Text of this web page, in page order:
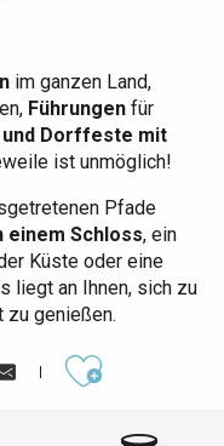
im ganzen Land,
Führungen für
Dorffeste mit
ist unmöglich!
Pfade
einem Schloss, ein
Küste oder eine
liegt an Ihnen, sich zu
zu genießen.